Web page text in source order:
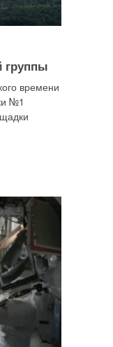
группы
времени
№1